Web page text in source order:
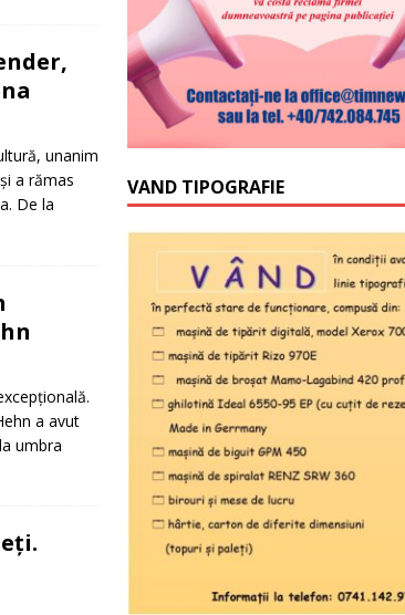
unanim
a rămas
De la
a avut
umbra
VAND TIPOGRAFIE